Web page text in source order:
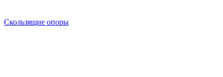
Скользящие опоры